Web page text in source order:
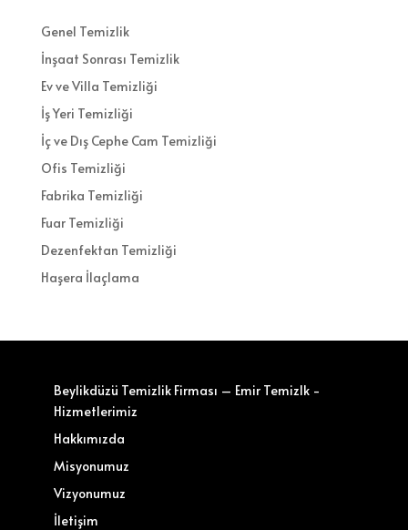
Genel Temizlik
İnşaat Sonrası Temizlik
Ev ve Villa Temizliği
İş Yeri Temizliği
İç ve Dış Cephe Cam Temizliği
Ofis Temizliği
Fabrika Temizliği
Fuar Temizliği
Dezenfektan Temizliği
Haşera İlaçlama
Beylikdüzü Temizlik Firması – Emir Temizlk -
Hizmetlerimiz
Hakkımızda
Misyonumuz
Vizyonumuz
İletişim